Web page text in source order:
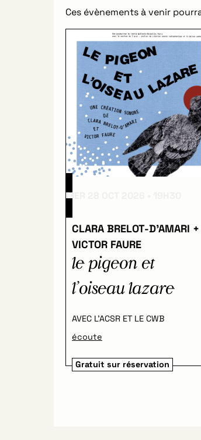
Ces évènements à venir
MER 28 OCT 2026
CLARA BRELOT-D’AMARI +
VICTOR FAURE
le pigeon et
l’oiseau lazare
AVEC L’ACSR ET LE CWB
écoute
Gratuit sur réservation